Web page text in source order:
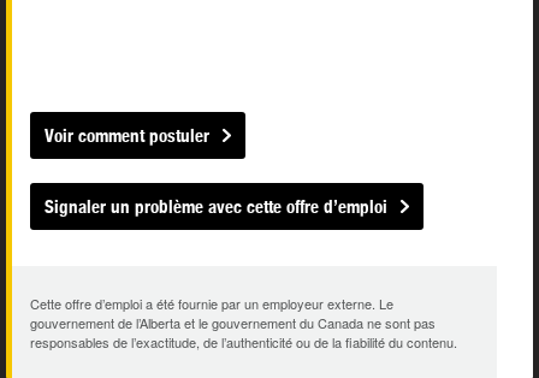
Voir comment postuler
Signaler un problème avec cette offre d’emploi
Cette offre d’emploi a été fournie par un employeur externe. Le
gouvernement de l’Alberta et le gouvernement du Canada ne sont pas
responsables de l’exactitude, de l’authenticité ou de la fiabilité du contenu.